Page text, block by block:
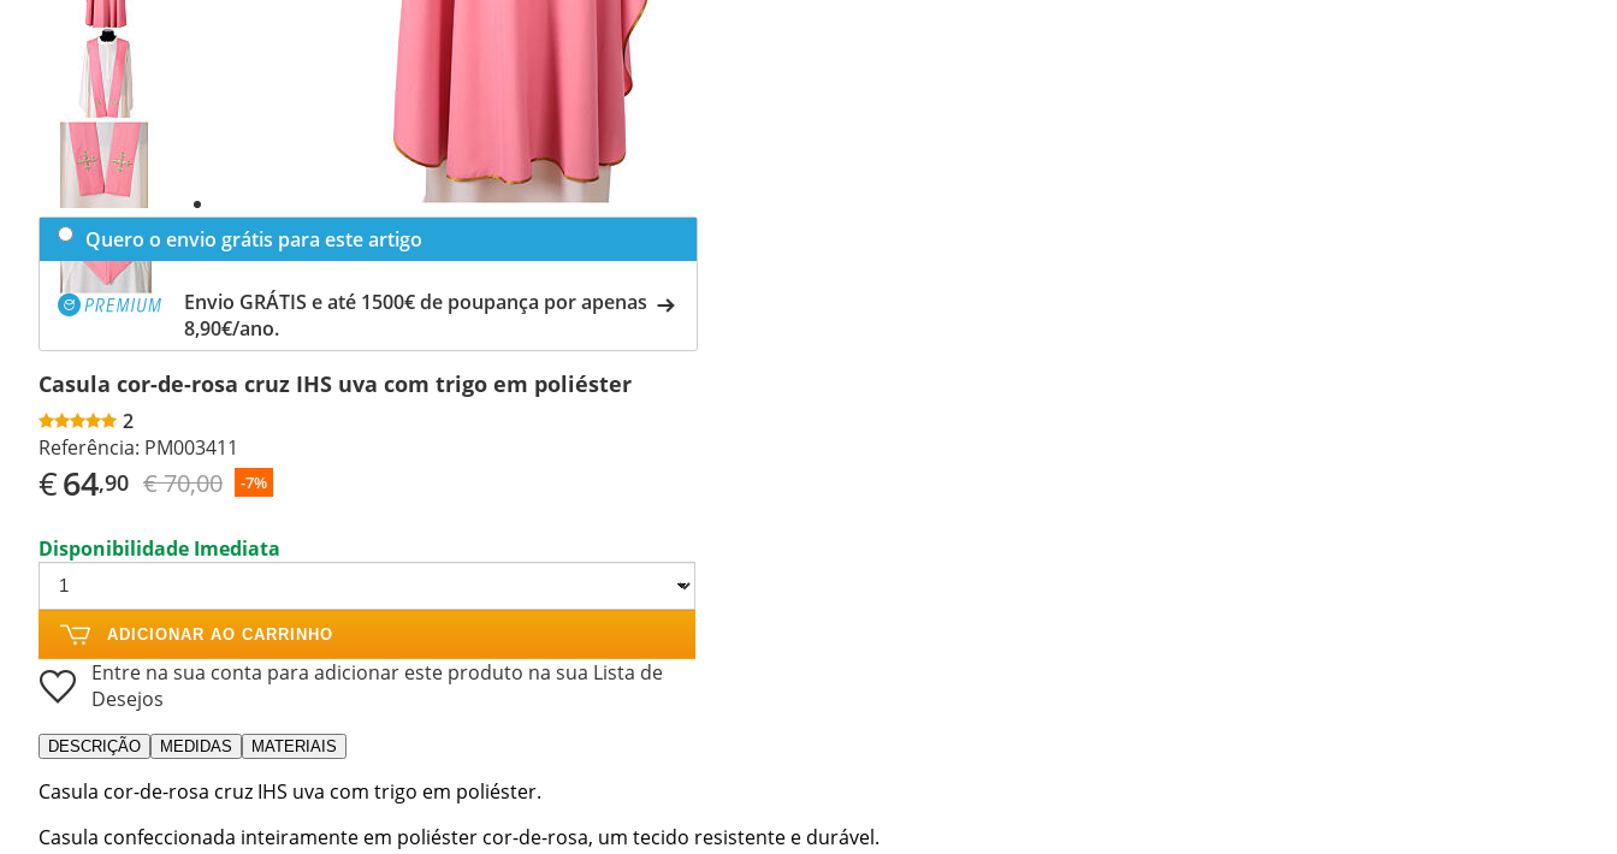
Previous
slide
Next
slide
Quero o envio grátis para este artigo
Envio GRÁTIS e até 1500€ de poupança por apenas
8,90€/ano.
Casula cor-de-rosa cruz IHS uva com trigo em poliéster
2
Referência: PM003411
€64,90 € 70,00 -7%
Disponibilidade Imediata
ADICIONAR AO CARRINHO
Entre na sua conta para adicionar este produto na sua Lista de
Desejos
DESCRIÇÃO MEDIDAS MATERIAIS
Casula cor-de-rosa cruz IHS uva com trigo em poliéster.
Casula confeccionada inteiramente em poliéster cor-de-rosa, um tecido resistente e durável.